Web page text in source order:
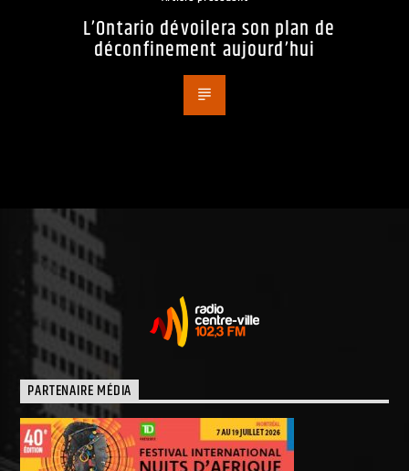
L’Ontario dévoilera son plan de
déconfinement aujourd’hui
PARTENAIRE MÉDIA